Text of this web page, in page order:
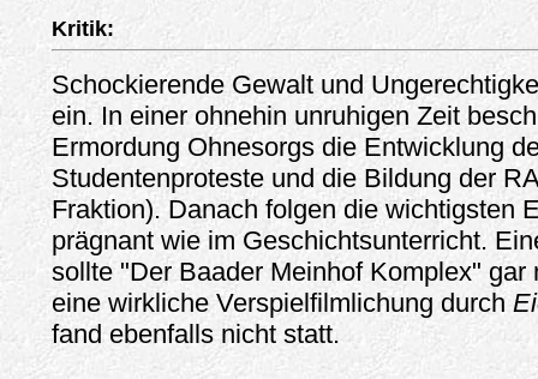
Kritik:
Schockierende Gewalt und
ein. In einer ohnehin unruhigen Zeit
Ermordung Ohnesorgs die Entwicklung
Studentenproteste und die Bildung der
Fraktion). Danach folgen die wichtigsten
prägnant wie im Geschichtsunterricht.
sollte "Der Baader Meinhof Komplex" gar
eine wirkliche Verspielfilmlichung durch
fand ebenfalls nicht statt.